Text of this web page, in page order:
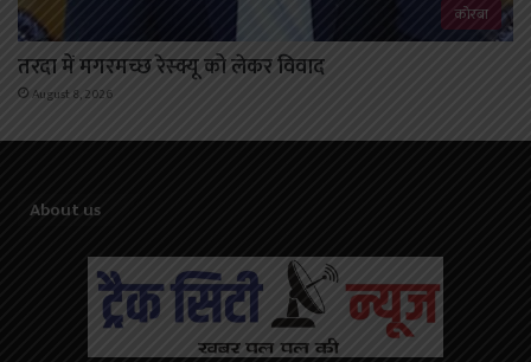
कोरबा
तरदा में मगरमच्छ रेस्क्यू को लेकर विवाद
August 8, 2026
About us